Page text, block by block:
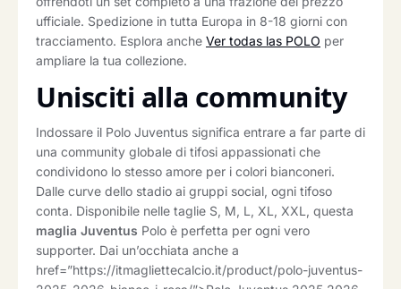
ufficiale. Spedizione in tutta Europa in 8-18 giorni con
tracciamento. Esplora anche Ver todas las POLO per
ampliare la tua collezione.
Unisciti alla community
Indossare il Polo Juventus significa entrare a far parte di
una community globale di tifosi appassionati che
condividono lo stesso amore per i colori bianconeri.
Dalle curve dello stadio ai gruppi social, ogni tifoso
conta. Disponibile nelle taglie S, M, L, XL, XXL, questa
maglia Juventus Polo è perfetta per ogni vero
supporter. Dai un’occhiata anche a
href=”https://itmagliettecalcio.it/product/polo-juventus-